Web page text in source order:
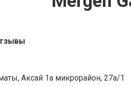
Аксай 1а микрорайон, 27а/1